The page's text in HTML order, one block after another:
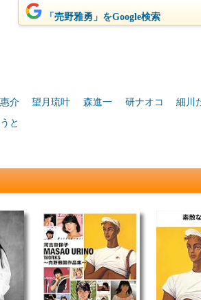
「売野雅勇」をGoogle検索
介 望月琉叶 森進一 研ナオコ
細川
と